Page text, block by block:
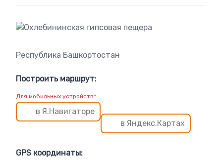
Республика Башкортостан
Построить маршрут:
Для мобильных устройств*
в Я.Навигаторе
в Яндекс.Картах
GPS координаты: